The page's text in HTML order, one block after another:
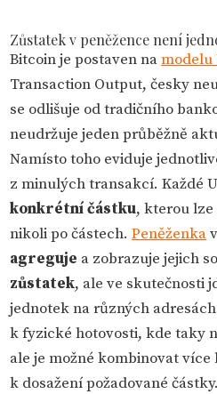
Zůstatek v peněžence není
Bitcoin je postaven namodelu
Transaction Output,česky
se odlišuje od tradičního
neudržuje jeden průběžně
Namísto toho eviduje
z minulých transakcí. Každé
konkrétní částku, kterou
nikoli po částech.Peněženka
agreguje a zobrazuje jejich
zůstatek, ale ve skutečnosti
jednotek na různých
k fyzické hotovosti, kde taky
ale je možné kombinovat
k dosažení požadované částky.